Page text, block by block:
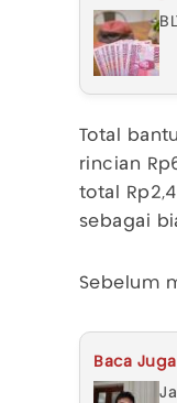
Total
rincian
total
sebagai
Sebelum
Baca